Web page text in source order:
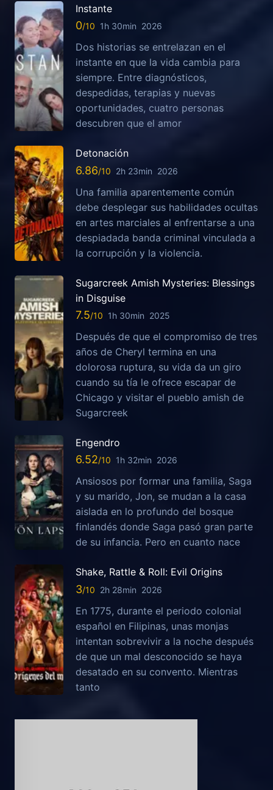
Instante
0 1h 30min 2026
Dos historias se entrelazan en el
instante en que la vida cambia para
siempre. Entre diagnósticos,
despedidas, terapias y nuevas
oportunidades, cuatro personas
descubren que el amor
Detonación
6.86 2h 23min 2026
Una familia aparentemente común
debe desplegar sus habilidades ocultas
en artes marciales al enfrentarse a una
despiadada banda criminal vinculada a
la corrupción y la violencia.
Sugarcreek Amish Mysteries: Blessings
in Disguise
7.5 1h 30min 2025
Después de que el compromiso de tres
años de Cheryl termina en una
dolorosa ruptura, su vida da un giro
cuando su tía le ofrece escapar de
Chicago y visitar el pueblo amish de
Sugarcreek
Engendro
6.52 1h 32min 2026
Ansiosos por formar una familia, Saga
y su marido, Jon, se mudan a la casa
aislada en lo profundo del bosque
finlandés donde Saga pasó gran parte
de su infancia. Pero en cuanto nace
Shake, Rattle & Roll: Evil Origins
3 2h 28min 2026
En 1775, durante el periodo colonial
español en Filipinas, unas monjas
intentan sobrevivir a la noche después
de que un mal desconocido se haya
desatado en su convento. Mientras
tanto